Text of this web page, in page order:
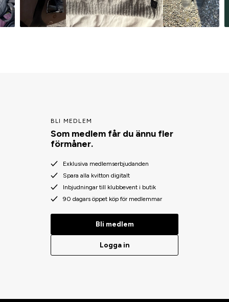
BLI MEDLEM
Som medlem får du ännu fler
förmåner.
Exklusiva medlemserbjudanden
Spara alla kvitton digitalt
Inbjudningar till klubbevent i butik
90 dagars öppet köp för medlemmar
Bli medlem
Logga in